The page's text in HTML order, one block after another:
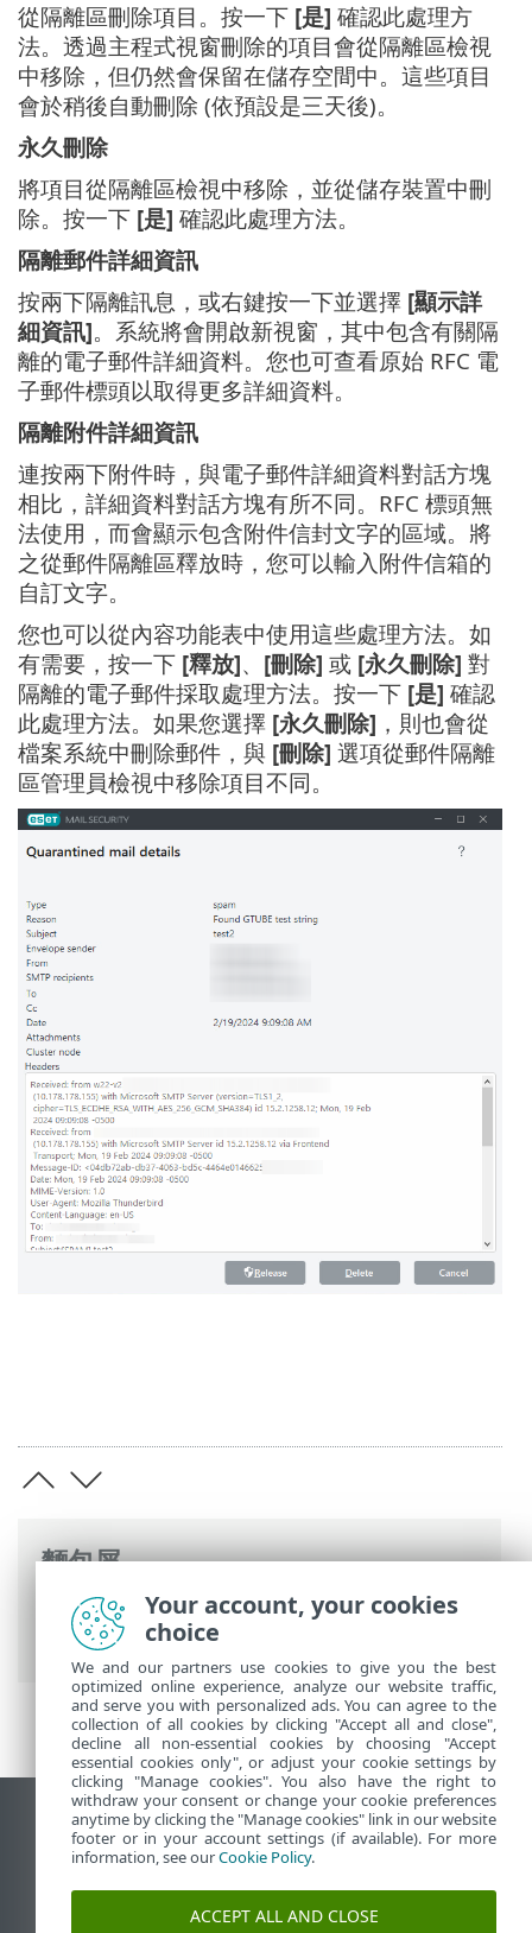
麵包屑
ESET 線上說明>ESET Mail Security>使用
ESET Mail Security
從隔離區刪除項目。按一下 [是] 確認此處理方
法。透過主程式視窗刪除的項目會從隔離區檢視
中移除，但仍然會保留在儲存空間中。這些項目
會於稍後自動刪除 (依預設是三天後)。
永久刪除
將項目從隔離區檢視中移除，並從儲存裝置中刪
除。按一下 [是] 確認此處理方法。
隔離郵件詳細資訊
按兩下隔離訊息，或右鍵按一下並選擇 [顯示詳
細資訊]。系統將會開啟新視窗，其中包含有關隔
離的電子郵件詳細資料。您也可查看原始 RFC 電
子郵件標頭以取得更多詳細資料。
隔離附件詳細資訊
連按兩下附件時，與電子郵件詳細資料對話方塊
相比，詳細資料對話方塊有所不同。RFC 標頭無
法使用，而會顯示包含附件信封文字的區域。將
之從郵件隔離區釋放時，您可以輸入附件信箱的
自訂文字。
您也可以從內容功能表中使用這些處理方法。如
有需要，按一下 [釋放]、 [刪除] 或 [永久刪除] 對
隔離的電子郵件採取處理方法。按一下 [是] 確認
此處理方法。如果您選擇 [永久刪除] ，則也會從
檔案系統中刪除郵件，與 [刪除] 選項從郵件隔離
區管理員檢視中移除項目不同。
檢視桌面網站
End of Life
ESET 知識庫
Your account, your cookies
choice
We and our partners use cookies to give you the best
optimized online experience, analyze our website traffic,
and serve you with personalized ads. You can agree to the
collection of all cookies by clicking "Accept all and close",
decline all non-essential cookies by choosing "Accept
essential cookies only", or adjust your cookie settings by
clicking "Manage cookies". You also have the right to
withdraw your consent or change your cookie preferences
anytime by clicking the "Manage cookies" link in our website
footer or in your account settings (if available). For more
information, see ourCookie Policy.
ACCEPT ALL AND CLOSE